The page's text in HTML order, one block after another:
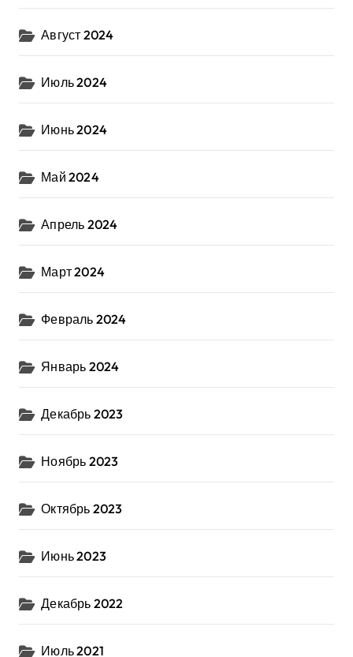
Август 2024
Июль 2024
Июнь 2024
Май 2024
Апрель 2024
Март 2024
Февраль 2024
Январь 2024
Декабрь 2023
Ноябрь 2023
Октябрь 2023
Июнь 2023
Декабрь 2022
Июль 2021